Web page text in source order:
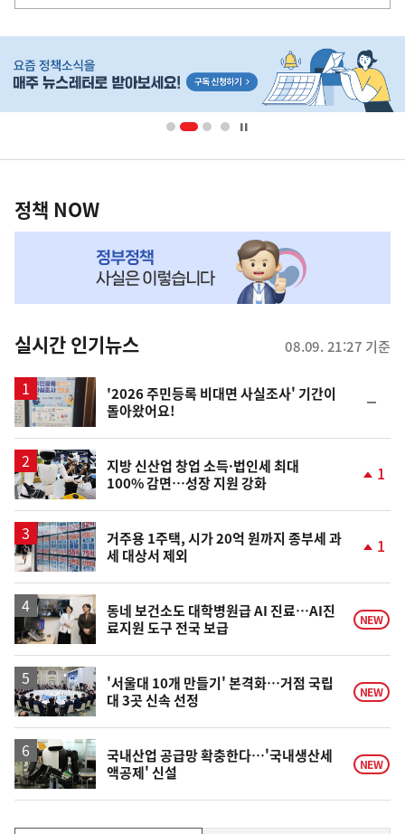
다
음
기
단
배
영
책
NOW,
뉴
스
정책 NOW
실시간 인기뉴스 08.09. 21:27 기준
'2026 주민등록 비대면 사실조사' 기간이
돌아왔어요!
일
지방 신산업 창업 소득·법인세 최대
100% 감면…성장 지원 강화
1
거주용 1주택, 시가 20억 원까지 종부세 과
세 대상서 제외
승
1
동네 보건소도 대학병원급 AI 진료…AI진
료지원 도구 전국 보급
NEW
'서울대 10개 만들기' 본격화…거점 국립
대 3곳 신속 선정
NEW
국내산업 공급망 확충한다…'국내생산세
액공제' 신설
NEW